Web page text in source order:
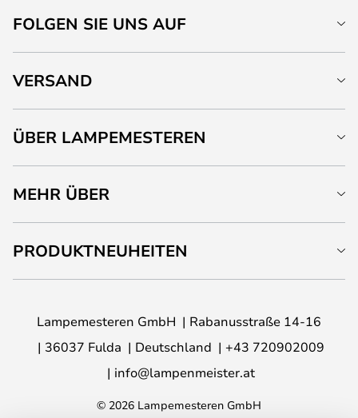
FOLGEN SIE UNS AUF
VERSAND
ÜBER LAMPEMESTEREN
MEHR ÜBER
PRODUKTNEUHEITEN
Lampemesteren GmbH
Rabanusstraße 14-16
36037 Fulda
Deutschland
+43 720902009
info@lampenmeister.at
© 2026 Lampemesteren GmbH